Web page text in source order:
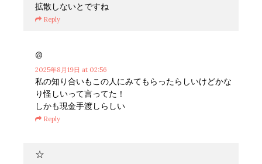
拡散しないとですね
Reply
@
2025年8月19日 at 02:56
私の知り合いもこの人にみてもらったらしいけどかな
り怪しいって言ってた！
しかも現金手渡しらしい
Reply
☆